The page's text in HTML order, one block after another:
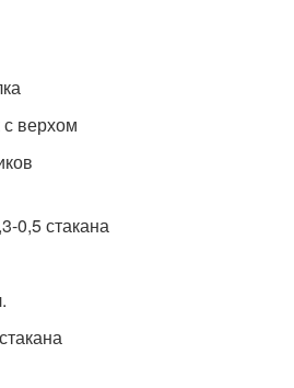
верхом
0,5 стакана